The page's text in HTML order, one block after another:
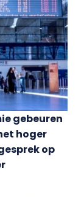
gebeuren
hoger
op